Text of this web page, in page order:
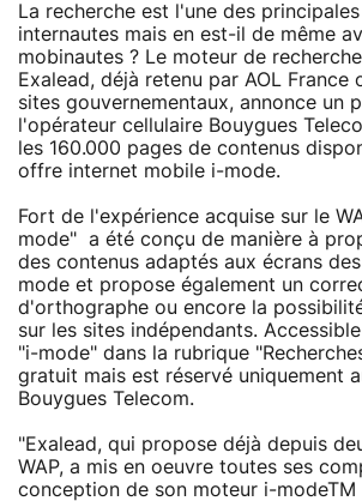
La recherche est l'une des
internautes mais en est-il de même
mobinautes ? Le moteur de
Exalead, déjà retenu par AOL France
sites gouvernementaux, annonce un
l'opérateur cellulaire Bouygues
les 160.000 pages de contenus
offre internet mobile i-mode.
Fort de l'expérience acquise sur le
mode" a été conçu de manière à
des contenus adaptés aux écrans
mode et propose également un
d'orthographe ou encore la
sur les sites indépendants.
"i-mode" dans la rubrique
gratuit mais est réservé uniquement
Bouygues Telecom.
"Exalead, qui propose déjà depuis
WAP, a mis en oeuvre toutes ses
conception de son moteur i-